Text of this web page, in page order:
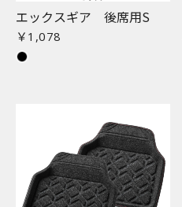
エックスギア 後席用S
￥1,078